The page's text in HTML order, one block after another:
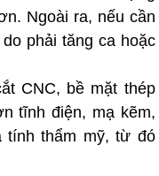
Ngoài ra, nếu cần
phải tăng ca hoặc
CNC, bề mặt thép
tĩnh điện, mạ kẽm,
tính thẩm mỹ, từ đó